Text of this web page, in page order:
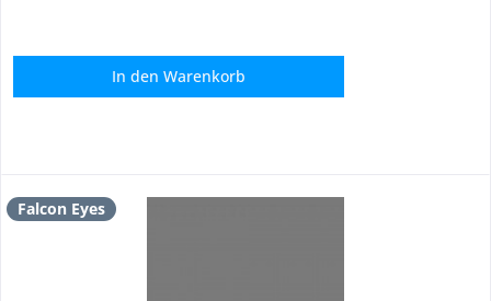
In den Warenkorb
Falcon Eyes